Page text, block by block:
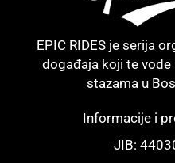
EPIC RIDES je serija
događaja koji te
stazama u
Informacije i
JIB: